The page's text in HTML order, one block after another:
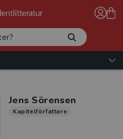
Jens Sörensen
Kapitelförfattare